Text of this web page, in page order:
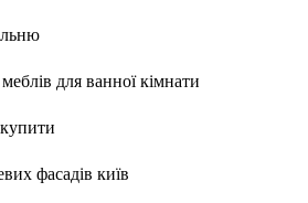
для ванної кімнати
фасадів київ